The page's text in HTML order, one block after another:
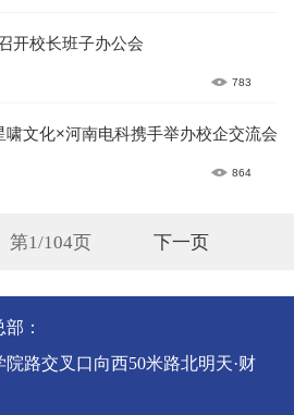
开校长班子办公会
783
啸文化×河南电科携手举办校企交流会
864
第1/104页 下一页
：
路交叉口向西50米路北明天·财